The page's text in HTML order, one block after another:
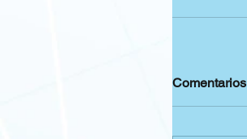
Comentarios